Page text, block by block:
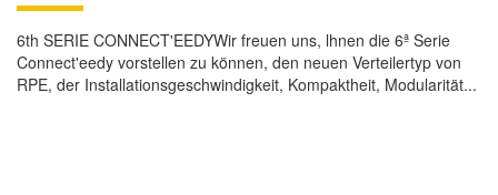
6th SERIE CONNECT'EEDYWir freuen uns, lhnen die 6ª Serie
Connect'eedy vorstellen zu können, den neuen Verteilertyp von
RPE, der Installationsgeschwindigkeit, Kompaktheit, Modularität...